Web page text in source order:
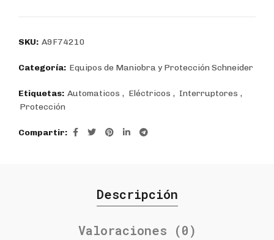
SKU: A9F74210
Categoría: Equipos de Maniobra y Protección Schneider
Etiquetas: Automaticos , Eléctricos , Interruptores ,
Protección
Compartir
Descripción
Valoraciones (0)